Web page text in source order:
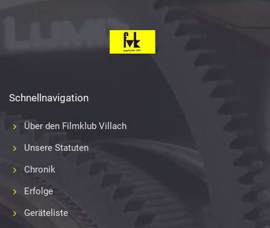
Schnellnavigation
Über den Filmklub Villach
Unsere Statuten
Chronik
Erfolge
Geräteliste